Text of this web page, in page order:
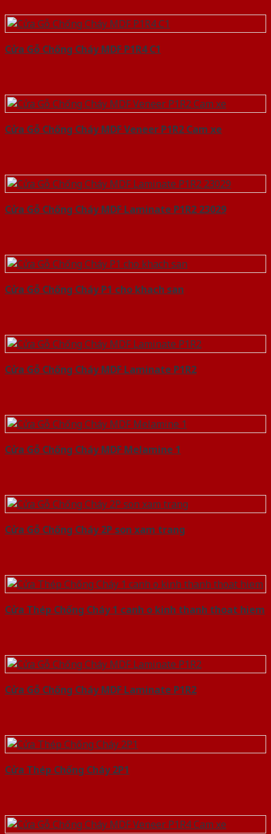
Cửa Gỗ Chống Cháy MDF P1R4 C1
Cửa Gỗ Chống Cháy MDF Veneer P1R2 Cam xe
Cửa Gỗ Chống Cháy MDF Laminate P1R2 23029
Cửa Gỗ Chống Cháy P1 cho khach san
Cửa Gỗ Chống Cháy MDF Laminate P1R2
Cửa Gỗ Chống Cháy MDF Melamine 1
Cửa Gỗ Chống Cháy 2P son xam trang
Cửa Thép Chống Cháy 1 canh o kinh thanh thoat hiem
Cửa Gỗ Chống Cháy MDF Laminate P1R2
Cửa Thép Chống Cháy 2P1